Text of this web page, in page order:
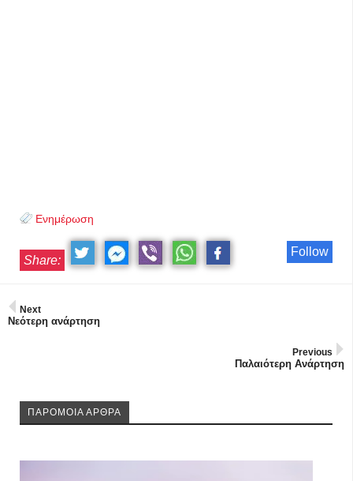
Ενημέρωση
Follow
Share:
Next
Νεότερη ανάρτηση
Previous
Παλαιότερη Ανάρτηση
ΠΑΡΟΜΟΙΑ ΑΡΘΡΑ